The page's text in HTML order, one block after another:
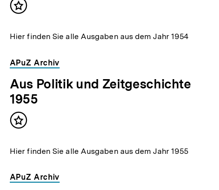
Inhalt
Hier finden Sie alle Ausgaben aus dem Jahr 1954
APuZ Archiv
Aus Politik und Zeitgeschichte
1955
Inhalt
Hier finden Sie alle Ausgaben aus dem Jahr 1955
APuZ Archiv